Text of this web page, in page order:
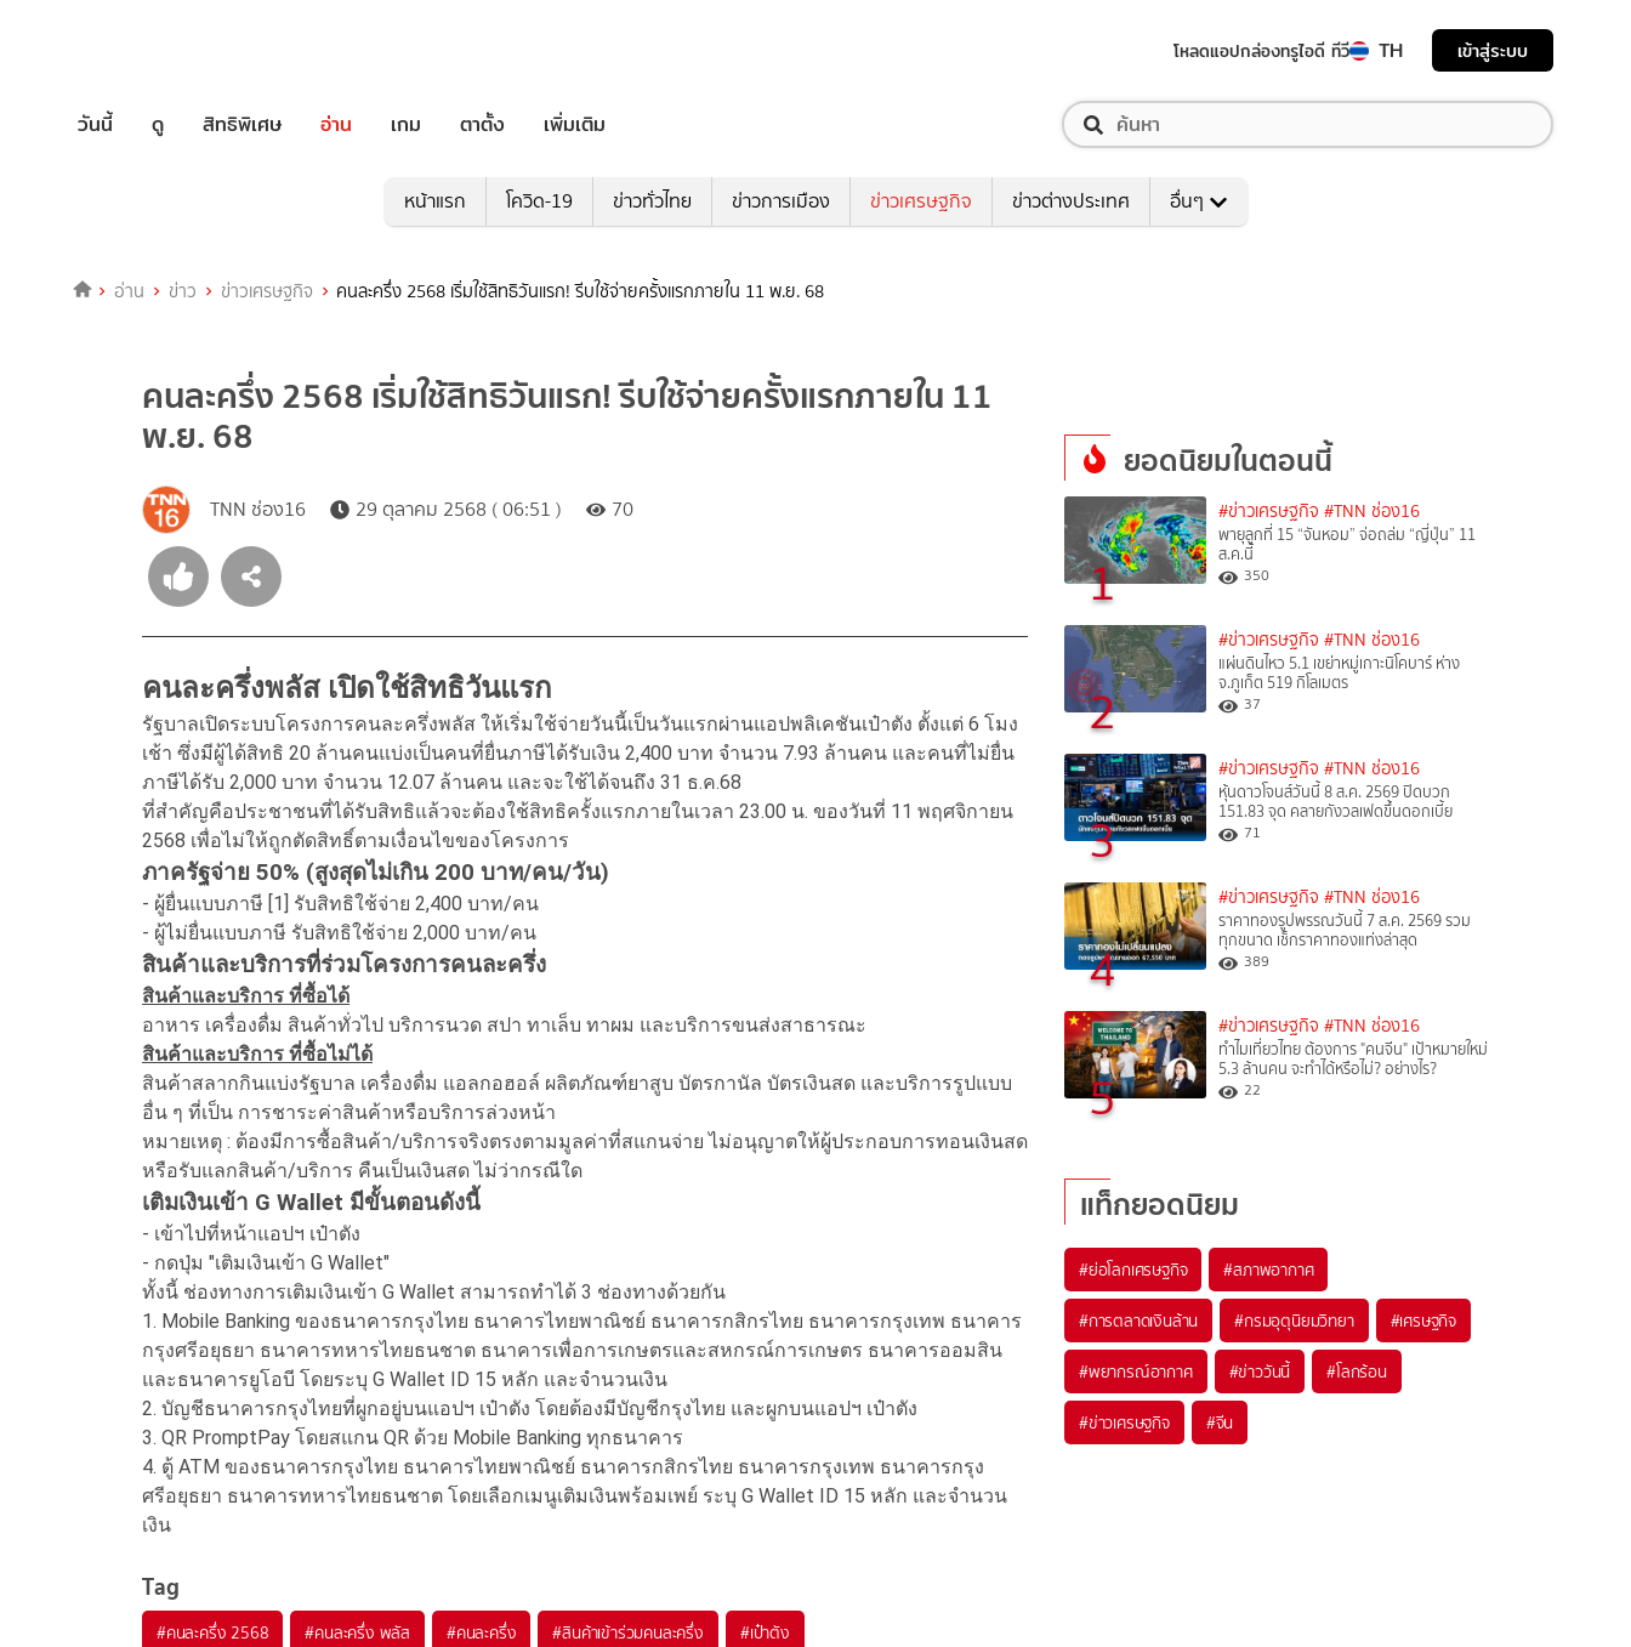
โหลดแอปกล่องทรูไอดี ทีวี TH เข้าสู่ระบบ
วันนี้ ดู สิทธิพิเศษ อ่าน เกม ตาตั้ง เพิ่มเติม
หน้าแรก โควิด-19 ข่าวทั่วไทย ข่าวการเมือง ข่าวเศรษฐกิจ ข่าวต่างประเทศ อื่นๆ
อ่าน ข่าว ข่าวเศรษฐกิจ คนละครึ่ง 2568 เริ่มใช้สิทธิวันแรก! รีบใช้จ่ายครั้งแรกภายใน 11 พ.ย. 68
คนละครึ่ง 2568 เริ่มใช้สิทธิวันแรก! รีบใช้จ่ายครั้งแรกภายใน 11
พ.ย. 68
TNN ช่อง16 29 ตุลาคม 2568 ( 06:51 ) 70
คนละครึ่งพลัส เปิดใช้สิทธิวันแรก
รัฐบาลเปิดระบบโครงการคนละครึ่งพลัส ให้เริ่มใช้จ่ายวันนี้เป็นวันแรกผ่านแอปพลิเคชันเป๋าตัง ตั้งแต่ 6 โมง
เช้า ซึ่งมีผู้ได้สิทธิ 20 ล้านคนแบ่งเป็นคนที่ยื่นภาษีได้รับเงิน 2,400 บาท จำนวน 7.93 ล้านคน และคนที่ไม่ยื่น
ภาษีได้รับ 2,000 บาท จำนวน 12.07 ล้านคน และจะใช้ได้จนถึง 31 ธ.ค.68
ที่สำคัญคือประชาชนที่ได้รับสิทธิแล้วจะต้องใช้สิทธิครั้งแรกภายในเวลา 23.00 น. ของวันที่ 11 พฤศจิกายน
2568 เพื่อไม่ให้ถูกตัดสิทธิ์ตามเงื่อนไขของโครงการ
ภาครัฐจ่าย 50% (สูงสุดไม่เกิน 200 บาท/คน/วัน)
- ผู้ยื่นแบบภาษี [1] รับสิทธิใช้จ่าย 2,400 บาท/คน
- ผู้ไม่ยื่นแบบภาษี รับสิทธิใช้จ่าย 2,000 บาท/คน
สินค้าและบริการที่ร่วมโครงการคนละครึ่ง
สินค้าและบริการ ที่ซื้อได้
อาหาร เครื่องดื่ม สินค้าทั่วไป บริการนวด สปา ทาเล็บ ทาผม และบริการขนส่งสาธารณะ
สินค้าและบริการ ที่ซื้อไม่ได้
สินค้าสลากกินแบ่งรัฐบาล เครื่องดื่ม แอลกอฮอล์ ผลิตภัณฑ์ยาสูบ บัตรกานัล บัตรเงินสด และบริการรูปแบบ
อื่น ๆ ที่เป็น การชาระค่าสินค้าหรือบริการล่วงหน้า
หมายเหตุ : ต้องมีการซื้อสินค้า/บริการจริงตรงตามมูลค่าที่สแกนจ่าย ไม่อนุญาตให้ผู้ประกอบการทอนเงินสด
หรือรับแลกสินค้า/บริการ คืนเป็นเงินสด ไม่ว่ากรณีใด
เติมเงินเข้า G Wallet มีขั้นตอนดังนี้
- เข้าไปที่หน้าแอปฯ เป๋าตัง
- กดปุ่ม "เติมเงินเข้า G Wallet"
ทั้งนี้ ช่องทางการเติมเงินเข้า G Wallet สามารถทำได้ 3 ช่องทางด้วยกัน
1. Mobile Banking ของธนาคารกรุงไทย ธนาคารไทยพาณิชย์ ธนาคารกสิกรไทย ธนาคารกรุงเทพ ธนาคาร
กรุงศรีอยุธยา ธนาคารทหารไทยธนชาต ธนาคารเพื่อการเกษตรและสหกรณ์การเกษตร ธนาคารออมสิน
และธนาคารยูโอบี โดยระบุ G Wallet ID 15 หลัก และจำนวนเงิน
2. บัญชีธนาคารกรุงไทยที่ผูกอยู่บนแอปฯ เป๋าตัง โดยต้องมีบัญชีกรุงไทย และผูกบนแอปฯ เป๋าตัง
3. QR PromptPay โดยสแกน QR ด้วย Mobile Banking ทุกธนาคาร
4. ตู้ ATM ของธนาคารกรุงไทย ธนาคารไทยพาณิชย์ ธนาคารกสิกรไทย ธนาคารกรุงเทพ ธนาคารกรุง
ศรีอยุธยา ธนาคารทหารไทยธนชาต โดยเลือกเมนูเติมเงินพร้อมเพย์ ระบุ G Wallet ID 15 หลัก และจํานวน
เงิน
Tag
#คนละครึ่ง 2568 #คนละครึ่ง พลัส #คนละครึ่ง #สินค้าเข้าร่วมคนละครึ่ง #เป๋าตัง
ยอดนิยมในตอนนี้
1
#ข่าวเศรษฐกิจ #TNN ช่อง16
พายุลูกที่ 15 “จันหอม” จ่อถล่ม “ญี่ปุ่น” 11
ส.ค.นี้
350
2
#ข่าวเศรษฐกิจ #TNN ช่อง16
แผ่นดินไหว 5.1 เขย่าหมู่เกาะนิโคบาร์ ห่าง
จ.ภูเก็ต 519 กิโลเมตร
37
3
#ข่าวเศรษฐกิจ #TNN ช่อง16
หุ้นดาวโจนส์วันนี้ 8 ส.ค. 2569 ปิดบวก
151.83 จุด คลายกังวลเฟดขึ้นดอกเบี้ย
71
4
#ข่าวเศรษฐกิจ #TNN ช่อง16
ราคาทองรูปพรรณวันนี้ 7 ส.ค. 2569 รวม
ทุกขนาด เช็กราคาทองแท่งล่าสุด
389
5
#ข่าวเศรษฐกิจ #TNN ช่อง16
ทำไมเที่ยวไทย ต้องการ "คนจีน" เป้าหมายใหม่
5.3 ล้านคน จะทำได้หรือไม่? อย่างไร?
22
แท็กยอดนิยม
#ย่อโลกเศรษฐกิจ #สภาพอากาศ
#การตลาดเงินล้าน #กรมอุตุนิยมวิทยา #เศรษฐกิจ
#พยากรณ์อากาศ #ข่าววันนี้ #โลกร้อน
#ข่าวเศรษฐกิจ #จีน